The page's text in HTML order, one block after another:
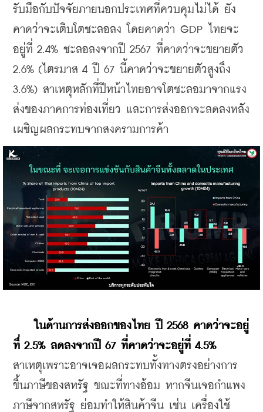
รับมือกับปัจจัยภายนอกประเทศที่ควบคุมไม่ได้ ยัง
คาดว่าจะเติบโตชะลอลง โดยคาดว่า GDP ไทยจะ
อยู่ที่ 2.4% ชะลอลงจากปี 2567 ที่คาดว่าจะขยายตัว
2.6% (ไตรมาส 4 ปี 67 นี้คาดว่าจะขยายตัวสูงถึง
3.6%) สาเหตุหลักที่ปีหน้าไทยอาจโตชะลอมาจากแรง
ส่งของภาคการท่องเที่ยว และการส่งออกจะลดลงหลัง
เผชิญผลกระทบจากสงครามการค้า
ในด้านการส่งออกของไทย ปี 2568 คาดว่าจะอยู่
ทึ่ 2.5% ลดลงจากปี 67 ที่คาดว่าจะอยู่ที่ 4.5%
สาเหตุเพราะอาจเจอผลกระทบทั้งทางตรงอย่างการ
ขึ้นภาษีของสหรัฐ ขณะที่ทางอ้อม หากจีนเจอกำแพง
ภาษีจากสหรัฐ ย่อมทำให้สินค้าจีน เช่น เครื่องใช้